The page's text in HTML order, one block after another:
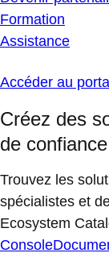
Formation
Assistance
Accéder au
Créez des
de confiance
Trouvez les
spécialistes et
Ecosystem
Console